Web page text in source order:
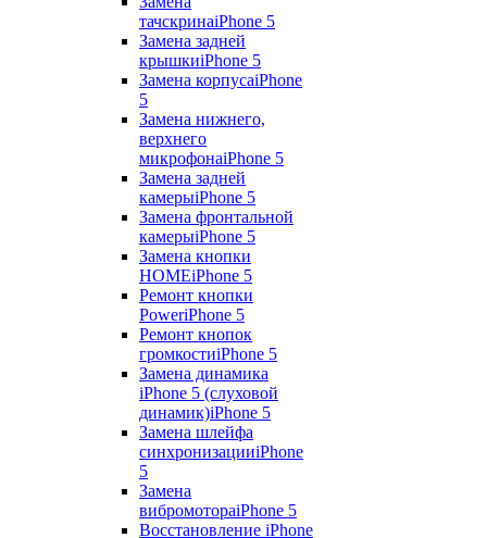
тачскринаiPhone 5
Замена задней
крышкиiPhone 5
Замена корпусаiPhone
5
Замена нижнего,
верхнего
микрофонаiPhone 5
Замена задней
камерыiPhone 5
Замена фронтальной
камерыiPhone 5
Замена кнопки
HOMEiPhone 5
Ремонт кнопки
PoweriPhone 5
Ремонт кнопок
громкостиiPhone 5
Замена динамика
iPhone 5 (слуховой
динамик)iPhone 5
Замена шлейфа
синхронизацииiPhone
5
Замена
вибромотораiPhone 5
Восстановление iPhone